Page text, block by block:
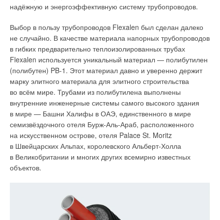
надёжную и энергоэффективную систему трубопроводов.
Выбор в пользу трубопроводов Flexalen был сделан далеко
не случайно. В качестве материала напорных трубопроводов
в гибких предварительно теплоизолированных трубах
Flexalen используется уникальный материал — полибутилен
(полибутен) PB-1. Этот материал давно и уверенно держит
марку элитного материала для элитного строительства
во всём мире. Трубами из полибутилена выполнены
внутренние инженерные системы самого высокого здания
в мире — Башни Халифы в ОАЭ, единственного в мире
семизвёздочного отеля Бурж-Аль-Араб, расположенного
на искусственном острове, отеля Palace St. Moritz
в Швейцарских Альпах, королевского Альберт-Холла
в Великобритании и многих других всемирно известных
объектов.
системами отопления, так и для недавно
Преимущества:
лёгкий вес, быстрота монтажа;
гарантия пять-десять лет;
быстро нагреваются и хорошо отдают тепло помещению;
рабочее давление — 9–10 бар, испытательное
давление — 12–14 бар;
лучшее соотношение стоимости и мощности (теплоотдача
на вложенный рубль) по сравнению с другими
радиаторами;
широчайший ряд размеров по высоте, ширине и глубине;
существуют модели с боковым и нижним подключением,
которые по умолчанию оснащены встроенным
термоклапаном (для регулировки температуры
потребуется докупить только термоголовку);
выпуска воздуха из батарей центрального водяного
отопления), некоторые модели комплектуются крепежом
Три завода Royal Thermo обеспечивают широчайший
ассортимент продукции: стальные панельные,
алюминиевые, биметаллические радиаторы,
внутрипольные и напольные конвекторы
Royal Thermo производит радиаторы для любых типов
помещений и систем отопления во всех ценовых сегментах.